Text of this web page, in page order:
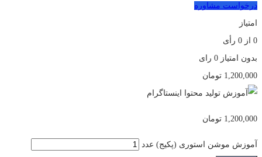
درخواست مشاوره
امتیاز
0 از 0 رأی
بدون امتیاز 0 رای
1,200,000 تومان
1,200,000 تومان
آموزش موشن استوری (پکیج) عدد